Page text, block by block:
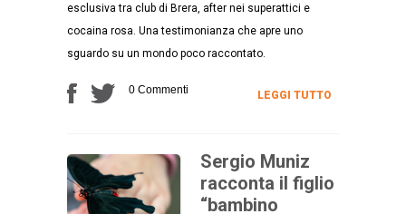
esclusiva tra club di Brera, after nei superattici e
cocaina rosa. Una testimonianza che apre uno
sguardo su un mondo poco raccontato.
0 Commenti LEGGI TUTTO
Sergio Muniz
racconta il figlio
“bambino